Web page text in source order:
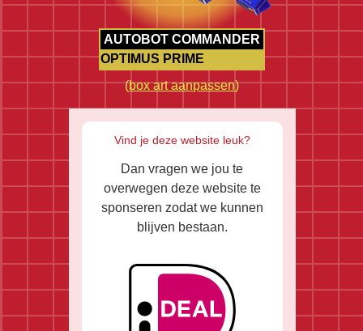
AUTOBOT COMMANDER
OPTIMUS PRIME
(box art aanpassen)
Vind je deze website leuk?
Dan vragen we jou te
overwegen deze website te
sponseren zodat we kunnen
blijven bestaan.